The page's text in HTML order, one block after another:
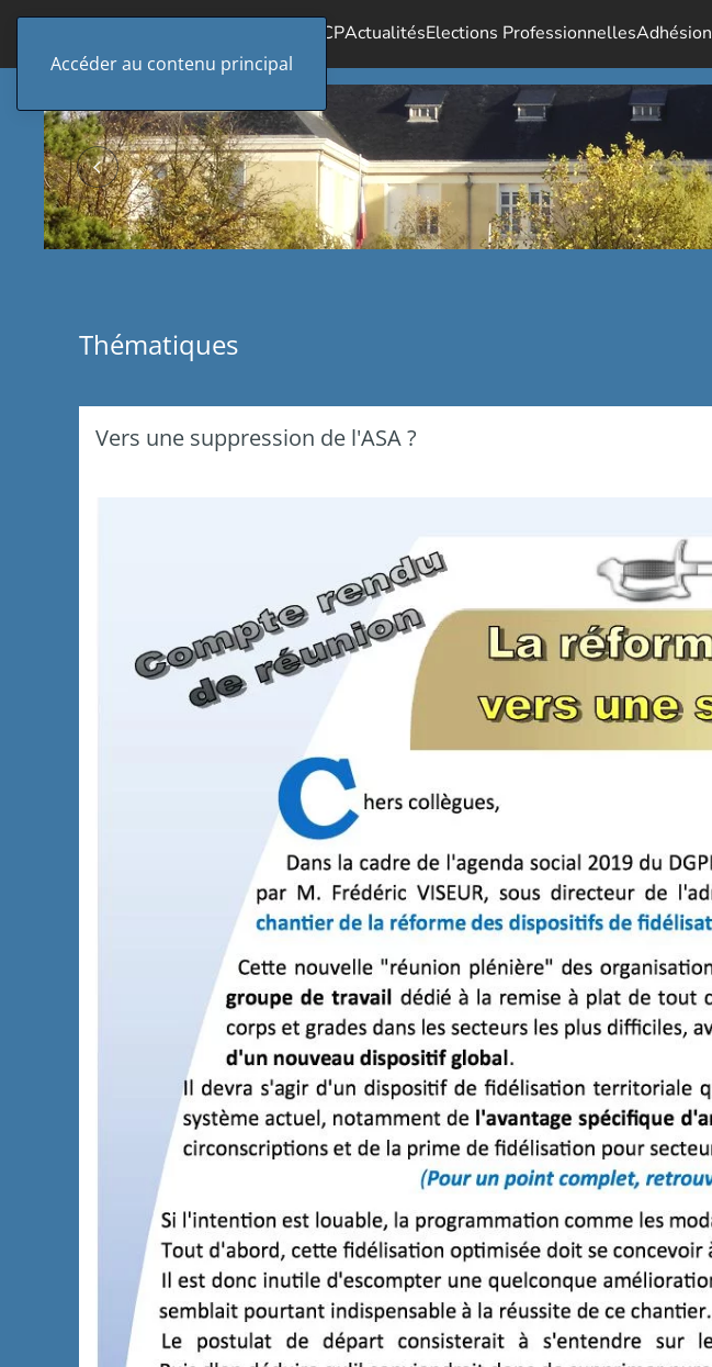
Accéder au contenu principal
Le SICPActualitésElections ProfessionnellesAdhésion
Thématiques
Vers une suppression de l'ASA ?